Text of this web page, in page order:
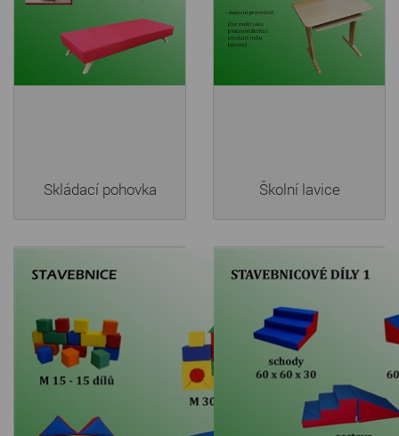
Skládací pohovka Školní lavice